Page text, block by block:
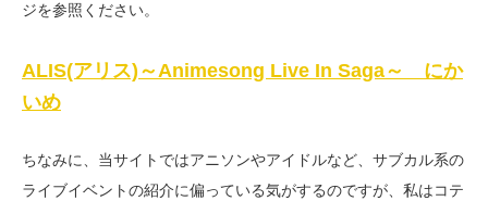
ジを参照ください。
ALIS(アリス)～Animesong Live In Saga～ にか
いめ
ちなみに、当サイトではアニソンやアイドルなど、サブカル系の
ライブイベントの紹介に偏っている気がするのですが、私はコテ